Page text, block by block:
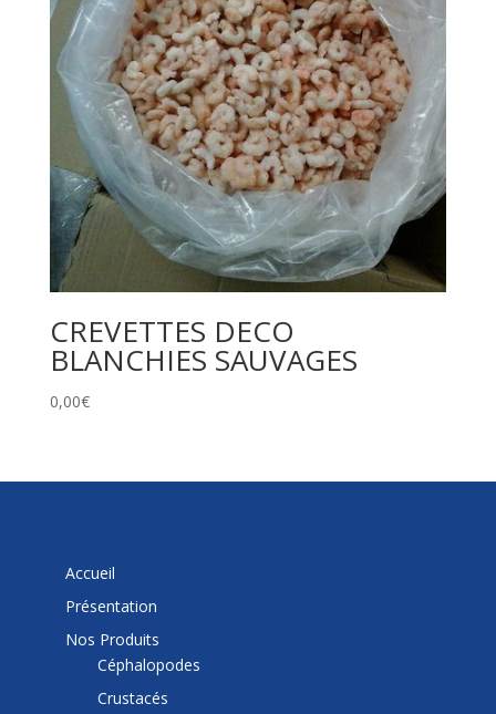
CREVETTES DECO
BLANCHIES SAUVAGES
0,00€
Accueil
Présentation
Nos Produits
Céphalopodes
Crustacés